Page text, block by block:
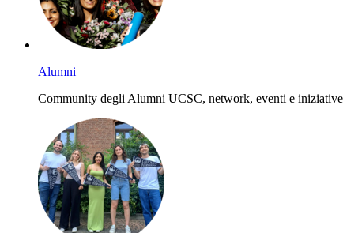
Alumni
Community degli Alumni UCSC, network, eventi e iniziative